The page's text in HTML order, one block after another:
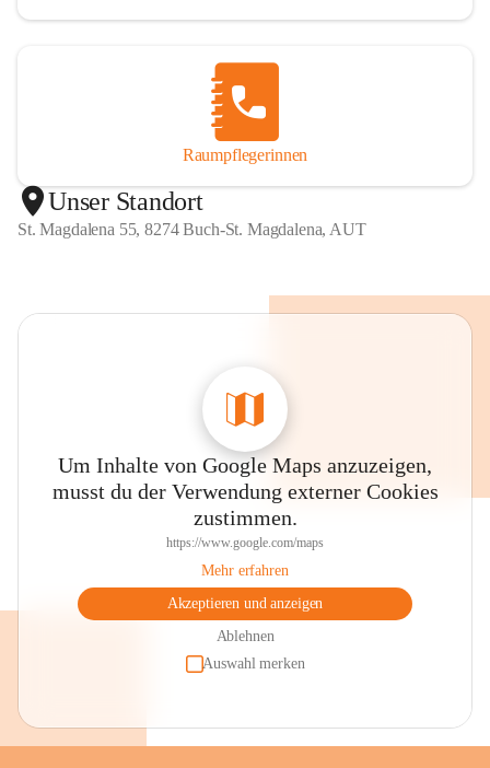
Raumpflegerinnen
Unser Standort
St. Magdalena 55, 8274 Buch-St. Magdalena, AUT
Um Inhalte von Google Maps anzuzeigen,
musst du der Verwendung externer Cookies
zustimmen.
https://www.google.com/maps
Mehr erfahren
Akzeptieren und anzeigen
Ablehnen
Auswahl merken